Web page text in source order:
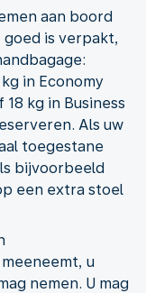
aan boord
goed is verpakt,
in Economy
kg in Business
Als uw
toegestane
bijvoorbeeld
een extra stoel
u
nemen. U mag